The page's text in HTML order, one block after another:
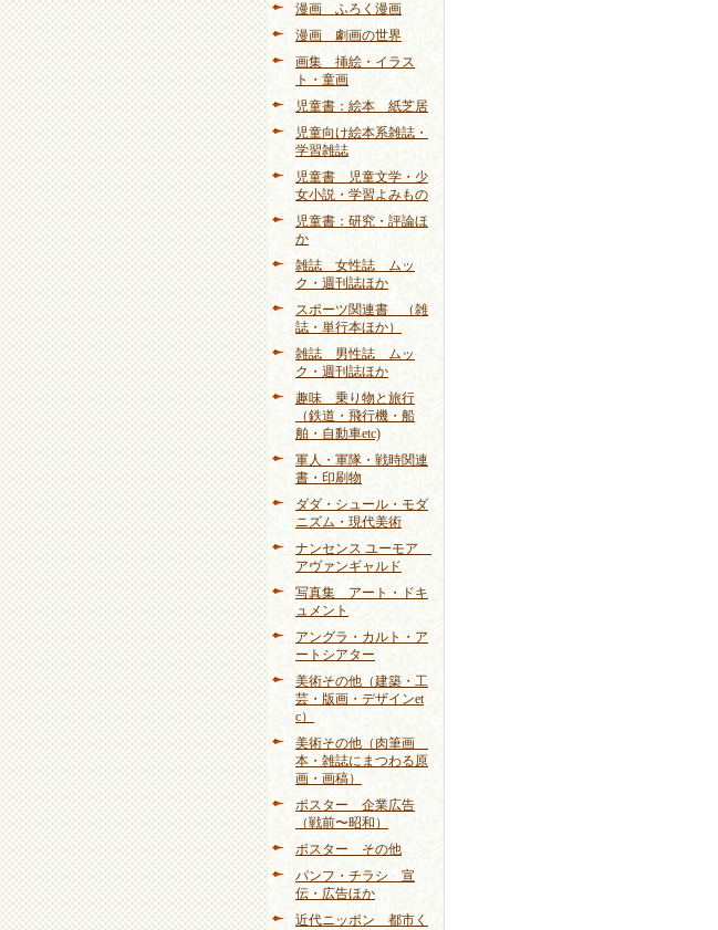
漫画 ふろく漫画
漫画 劇画の世界
画集 挿絵・イラス
ト・童画
児童書：絵本 紙芝居
児童向け絵本系雑誌・
学習雑誌
児童書 児童文学・少
女小説・学習よみもの
児童書：研究・評論ほ
か
雑誌 女性誌 ムッ
ク・週刊誌ほか
スポーツ関連書 （雑
誌・単行本ほか）
雑誌 男性誌 ムッ
ク・週刊誌ほか
趣味 乗り物と旅行
（鉄道・飛行機・船
舶・自動車etc)
軍人・軍隊・戦時関連
書・印刷物
ダダ・シュール・モダ
ニズム・現代美術
ナンセンス ユーモア
アヴァンギャルド
写真集 アート・ドキ
ュメント
アングラ・カルト・ア
ートシアター
美術その他（建築・工
芸・版画・デザインet
c）
美術その他（肉筆画
本・雑誌にまつわる原
画・画稿）
ポスター 企業広告
（戦前〜昭和）
ポスター その他
パンフ・チラシ 宣
伝・広告ほか
近代ニッポン 都市く